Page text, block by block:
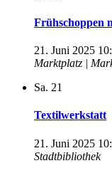
Frühschoppen
21. Juni 2025
Marktplatz |
Sa. 21
Textilwerkstatt
21. Juni 2025
Stadtbibliothek